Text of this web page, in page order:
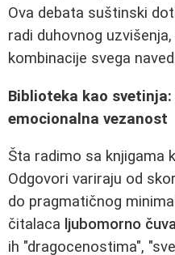
Ova debata suštinski
radi duhovnog
kombinacije svega
Biblioteka kao
emocionalna vezanost
Šta radimo sa knjigama
Odgovori variraju od
do pragmatičnog
čitalaca ljubomorno
ih "dragocenostima",